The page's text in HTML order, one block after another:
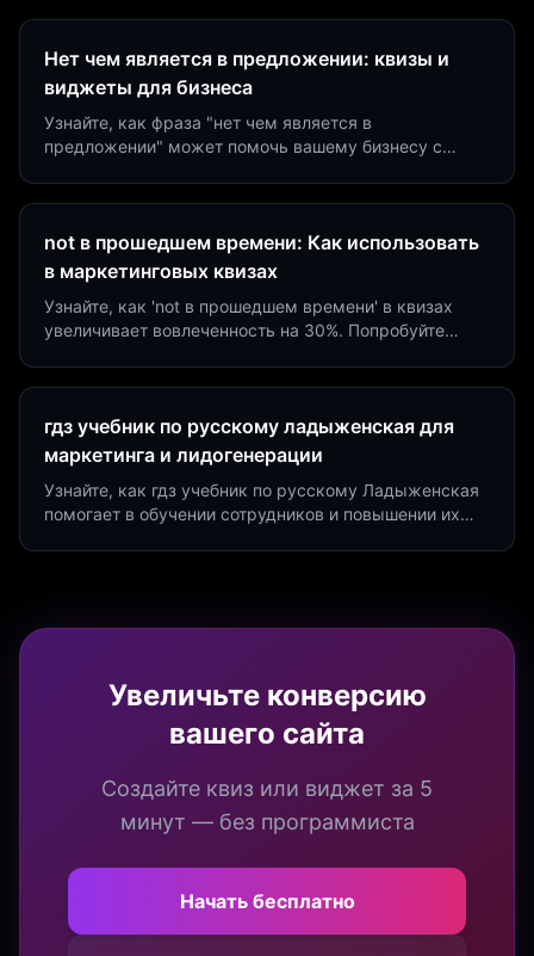
Нет чем является в предложении: квизы и
виджеты для бизнеса
Узнайте, как фраза "нет чем является в
предложении" может помочь вашему бизнесу с
not в прошедшем времени: Как использовать
в маркетинговых квизах
Узнайте, как 'not в прошедшем времени' в квизах
увеличивает вовлеченность на 30%. Попробуйте
гдз учебник по русскому ладыженская для
маркетинга и лидогенерации
Узнайте, как гдз учебник по русскому Ладыженская
помогает в обучении сотрудников и повышении их
Увеличьте конверсию
вашего сайта
Создайте квиз или виджет за 5
минут — без программиста
Начать бесплатно